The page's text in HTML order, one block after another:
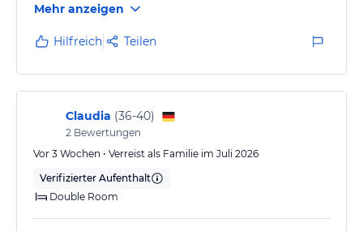
Mehr anzeigen
Hilfreich Teilen
Claudia (36-40)
2 Bewertungen
Vor 3 Wochen • Verreist als Familie im Juli 2026
Verifizierter Aufenthalt
Double Room